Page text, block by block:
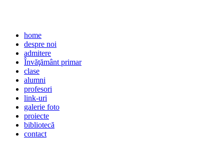
home
despre noi
admitere
Învăţământ primar
clase
alumni
profesori
link-uri
galerie foto
proiecte
bibliotecă
contact